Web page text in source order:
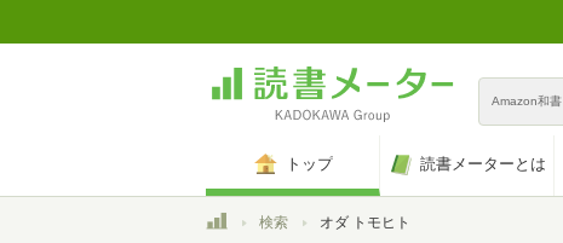
Amazon和書
トップ 読書メーターとは
トップ検索 オダ トモヒト